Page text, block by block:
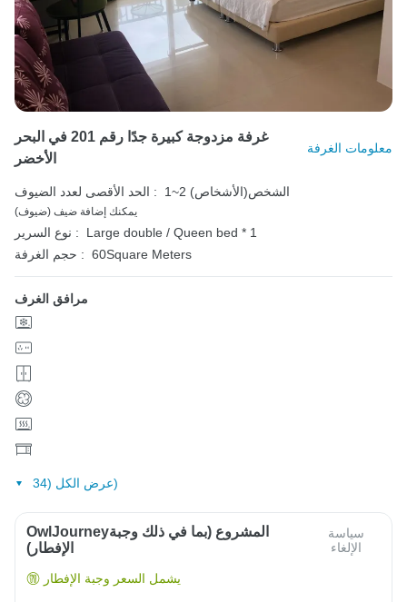
غرفة مزدوجة كبيرة جدًا رقم 201 في البحر
الأخضر
معلومات الغرفة
الحد الأقصى لعدد الضيوف : 1~2 الشخص(الأشخاص)
يمكنك إضافة ضيف (ضيوف)
نوع السرير :
Large double / Queen bed * 1
حجم الغرفة : 60Square Meters
مرافق الغرف
عرض الكل (34)
OwlJourneyالمشروع (بما في ذلك وجبة
الإفطار)
سياسة
الإلغاء
يشمل السعر وجبة الإفطار